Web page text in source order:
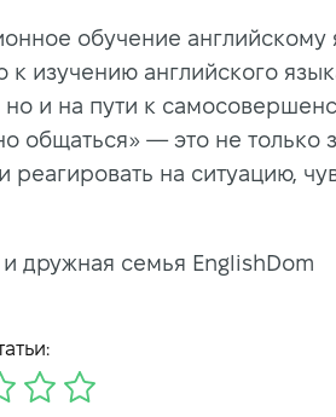
обучение
к изучению английского
но и на пути к
общаться» — это не только
реагировать на ситуацию,
дружная семья EnglishDom